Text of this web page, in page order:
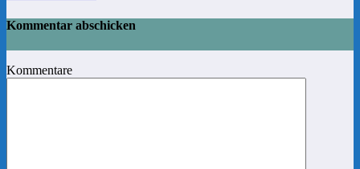
Kommentar abschicken
Kommentare